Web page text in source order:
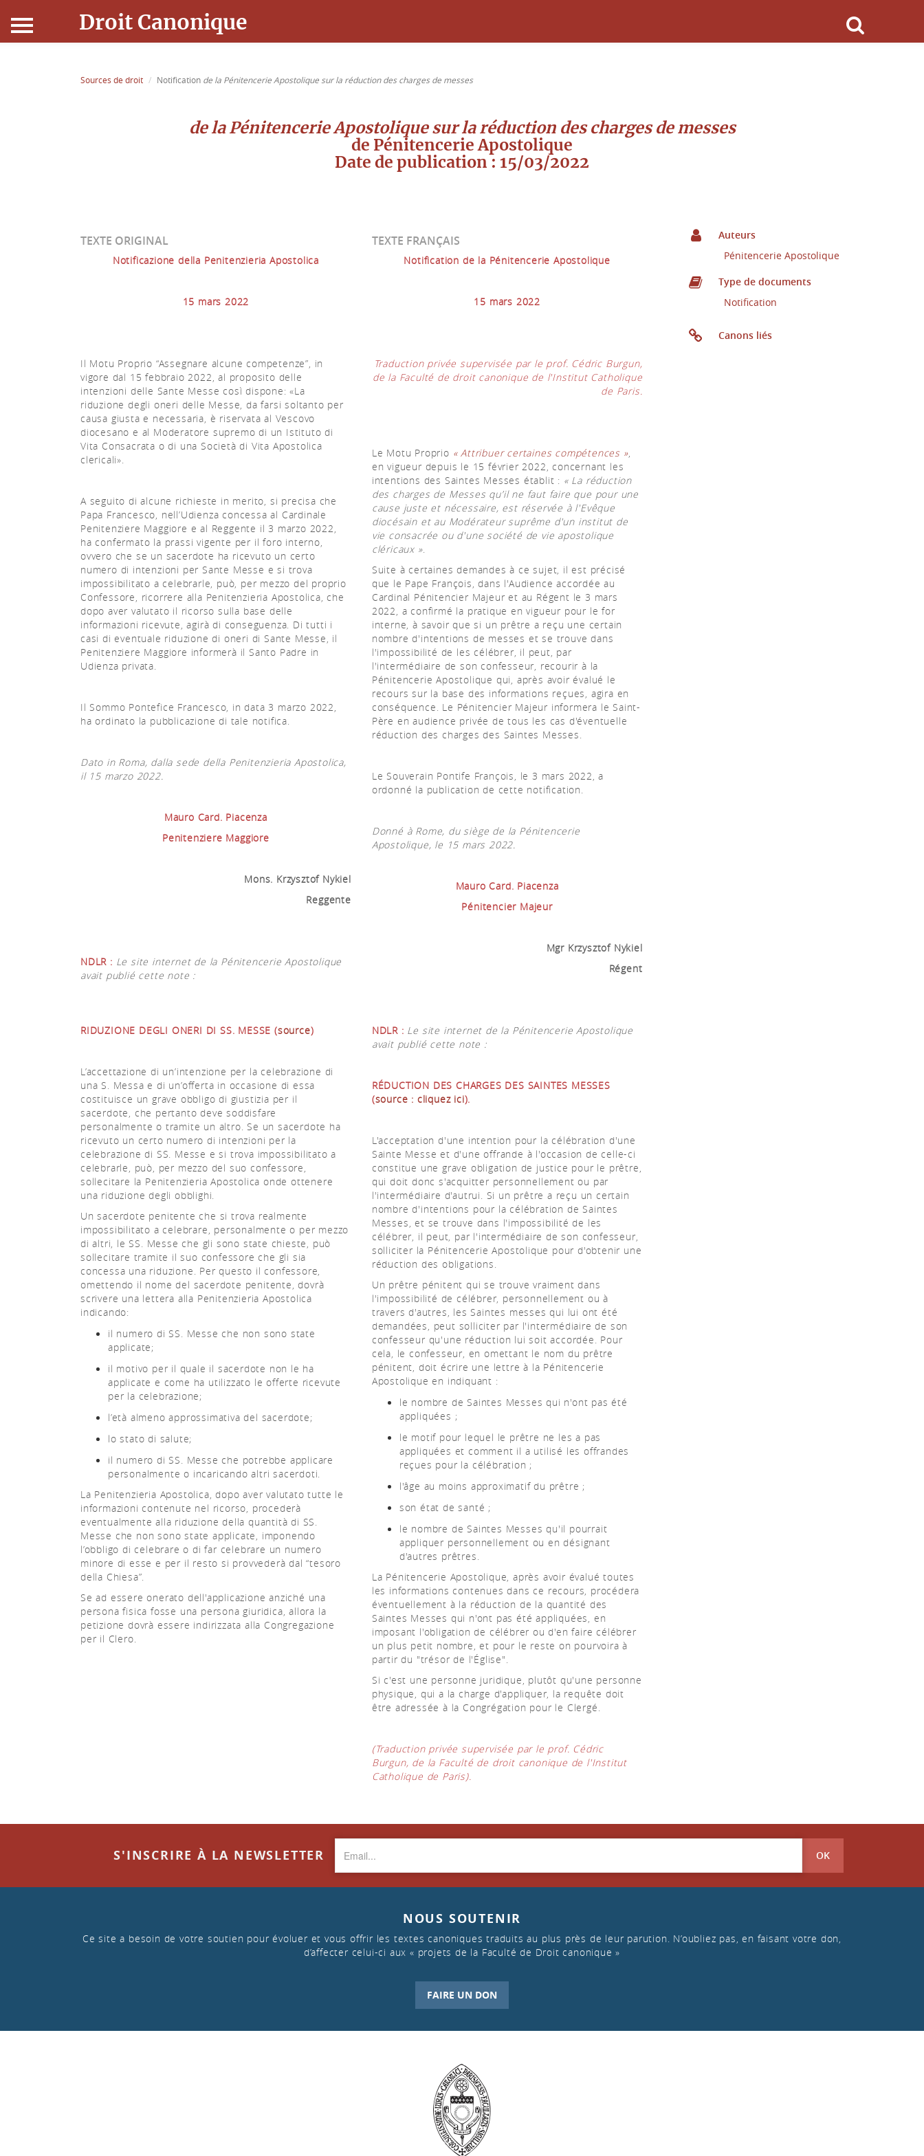
Droit Canonique
Sources de droit Notification de la Pénitencerie Apostolique sur la réduction des charges de messes
de la Pénitencerie Apostolique sur la réduction des charges de messes
de Pénitencerie Apostolique
Date de publication : 15/03/2022
TEXTE ORIGINAL
Notificazione della Penitenzieria Apostolica
15 mars 2022
Il Motu Proprio “Assegnare alcune competenze”, in
vigore dal 15 febbraio 2022, al proposito delle
intenzioni delle Sante Messe così dispone: «La
riduzione degli oneri delle Messe, da farsi soltanto per
causa giusta e necessaria, è riservata al Vescovo
diocesano e al Moderatore supremo di un Istituto di
Vita Consacrata o di una Società di Vita Apostolica
clericali».
A seguito di alcune richieste in merito, si precisa che
Papa Francesco, nell’Udienza concessa al Cardinale
Penitenziere Maggiore e al Reggente il 3 marzo 2022,
ha confermato la prassi vigente per il foro interno,
ovvero che se un sacerdote ha ricevuto un certo
numero di intenzioni per Sante Messe e si trova
impossibilitato a celebrarle, può, per mezzo del proprio
Confessore, ricorrere alla Penitenzieria Apostolica, che
dopo aver valutato il ricorso sulla base delle
informazioni ricevute, agirà di conseguenza. Di tutti i
casi di eventuale riduzione di oneri di Sante Messe, il
Penitenziere Maggiore informerà il Santo Padre in
Udienza privata.
Il Sommo Pontefice Francesco, in data 3 marzo 2022,
ha ordinato la pubblicazione di tale notifica.
Dato in Roma, dalla sede della Penitenzieria Apostolica,
il 15 marzo 2022.
Mauro Card. Piacenza
Penitenziere Maggiore
Mons. Krzysztof Nykiel
Reggente
NDLR : Le site internet de la Pénitencerie Apostolique
avait publié cette note :
RIDUZIONE DEGLI ONERI DI SS. MESSE (source)
L’accettazione di un’intenzione per la celebrazione di
una S. Messa e di un’offerta in occasione di essa
costituisce un grave obbligo di giustizia per il
sacerdote, che pertanto deve soddisfare
personalmente o tramite un altro. Se un sacerdote ha
ricevuto un certo numero di intenzioni per la
celebrazione di SS. Messe e si trova impossibilitato a
celebrarle, può, per mezzo del suo confessore,
sollecitare la Penitenzieria Apostolica onde ottenere
una riduzione degli obblighi.
Un sacerdote penitente che si trova realmente
impossibilitato a celebrare, personalmente o per mezzo
di altri, le SS. Messe che gli sono state chieste, può
sollecitare tramite il suo confessore che gli sia
concessa una riduzione. Per questo il confessore,
omettendo il nome del sacerdote penitente, dovrà
scrivere una lettera alla Penitenzieria Apostolica
indicando:
il numero di SS. Messe che non sono state
applicate;
il motivo per il quale il sacerdote non le ha
applicate e come ha utilizzato le offerte ricevute
per la celebrazione;
l’età almeno approssimativa del sacerdote;
lo stato di salute;
il numero di SS. Messe che potrebbe applicare
personalmente o incaricando altri sacerdoti.
La Penitenzieria Apostolica, dopo aver valutato tutte le
informazioni contenute nel ricorso, procederà
eventualmente alla riduzione della quantità di SS.
Messe che non sono state applicate, imponendo
l’obbligo di celebrare o di far celebrare un numero
minore di esse e per il resto si provvederà dal “tesoro
della Chiesa”.
Se ad essere onerato dell'applicazione anziché una
persona fisica fosse una persona giuridica, allora la
petizione dovrà essere indirizzata alla Congregazione
per il Clero.
TEXTE FRANÇAIS
Notification de la Pénitencerie Apostolique
15 mars 2022
Traduction privée supervisée par le prof. Cédric Burgun,
de la Faculté de droit canonique de l'Institut Catholique
de Paris.
Le Motu Proprio « Attribuer certaines compétences »,
en vigueur depuis le 15 février 2022, concernant les
intentions des Saintes Messes établit : « La réduction
des charges de Messes qu’il ne faut faire que pour une
cause juste et nécessaire, est réservée à l'Evêque
diocésain et au Modérateur suprême d'un institut de
vie consacrée ou d'une société de vie apostolique
cléricaux ».
Suite à certaines demandes à ce sujet, il est précisé
que le Pape François, dans l'Audience accordée au
Cardinal Pénitencier Majeur et au Régent le 3 mars
2022, a confirmé la pratique en vigueur pour le for
interne, à savoir que si un prêtre a reçu une certain
nombre d'intentions de messes et se trouve dans
l'impossibilité de les célébrer, il peut, par
l'intermédiaire de son confesseur, recourir à la
Pénitencerie Apostolique qui, après avoir évalué le
recours sur la base des informations reçues, agira en
conséquence. Le Pénitencier Majeur informera le Saint-
Père en audience privée de tous les cas d'éventuelle
réduction des charges des Saintes Messes.
Le Souverain Pontife François, le 3 mars 2022, a
ordonné la publication de cette notification.
Donné à Rome, du siège de la Pénitencerie
Apostolique, le 15 mars 2022.
Mauro Card. Piacenza
Pénitencier Majeur
Mgr Krzysztof Nykiel
Régent
NDLR : Le site internet de la Pénitencerie Apostolique
avait publié cette note :
RÉDUCTION DES CHARGES DES SAINTES MESSES
(source : cliquez ici).
L'acceptation d'une intention pour la célébration d'une
Sainte Messe et d'une offrande à l'occasion de celle-ci
constitue une grave obligation de justice pour le prêtre,
qui doit donc s'acquitter personnellement ou par
l'intermédiaire d'autrui. Si un prêtre a reçu un certain
nombre d'intentions pour la célébration de Saintes
Messes, et se trouve dans l'impossibilité de les
célébrer, il peut, par l'intermédiaire de son confesseur,
solliciter la Pénitencerie Apostolique pour d'obtenir une
réduction des obligations.
Un prêtre pénitent qui se trouve vraiment dans
l'impossibilité de célébrer, personnellement ou à
travers d'autres, les Saintes messes qui lui ont été
demandées, peut solliciter par l'intermédiaire de son
confesseur qu'une réduction lui soit accordée. Pour
cela, le confesseur, en omettant le nom du prêtre
pénitent, doit écrire une lettre à la Pénitencerie
Apostolique en indiquant :
le nombre de Saintes Messes qui n'ont pas été
appliquées ;
le motif pour lequel le prêtre ne les a pas
appliquées et comment il a utilisé les offrandes
reçues pour la célébration ;
l'âge au moins approximatif du prêtre ;
son état de santé ;
le nombre de Saintes Messes qu'il pourrait
appliquer personnellement ou en désignant
d'autres prêtres.
La Pénitencerie Apostolique, après avoir évalué toutes
les informations contenues dans ce recours, procédera
éventuellement à la réduction de la quantité des
Saintes Messes qui n'ont pas été appliquées, en
imposant l'obligation de célébrer ou d'en faire célébrer
un plus petit nombre, et pour le reste on pourvoira à
partir du "trésor de l'Église".
Si c'est une personne juridique, plutôt qu'une personne
physique, qui a la charge d'appliquer, la requête doit
être adressée à la Congrégation pour le Clergé.
(Traduction privée supervisée par le prof. Cédric
Burgun, de la Faculté de droit canonique de l'Institut
Catholique de Paris).
Auteurs
Pénitencerie Apostolique
Type de documents
Notification
Canons liés
S'INSCRIRE À LA NEWSLETTER OK
NOUS SOUTENIR
Ce site a besoin de votre soutien pour évoluer et vous offrir les textes canoniques traduits au plus près de leur parution. N’oubliez pas, en faisant votre don,
d’affecter celui-ci aux « projets de la Faculté de Droit canonique »
FAIRE UN DON